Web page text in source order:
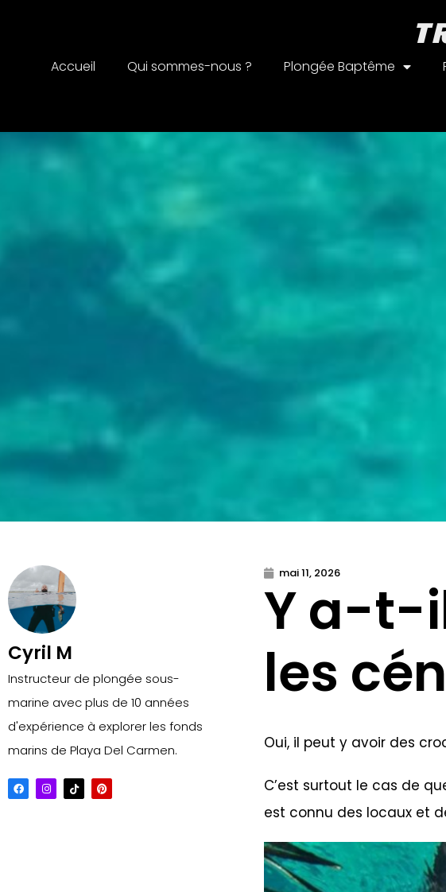
Accueil Qui sommes-nous ? Plongée Baptême
Cyril M
Instructeur de plongée sous-
marine avec plus de 10 années
d'expérience à explorer les fonds
marins de Playa Del Carmen.
mai 11, 2026
Y a-t-
les
Oui, il peut y avoir des
C’est surtout le cas de
est connu des locaux et